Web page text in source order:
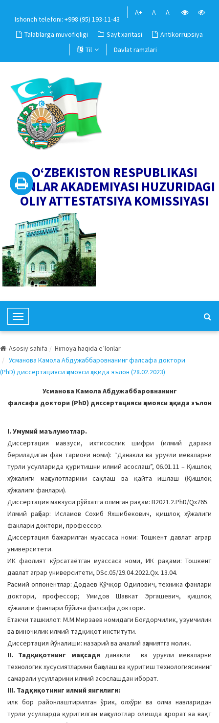
Ishonch telefoni: +998 (95) 193-11-43
A+ A A-
Talablarga muvofiqligi Sayt xaritasi
Antikorrupsiya
Til
Davlat ramzlari
O‘ZBEKISTON RESPUBLIKASI
FANLAR AKADEMIYASI HUZURIDAGI
OLIY ATTESTATSIYA KOMISSIYASI
T
o
g
l
e
a
g
a
t
i
o
n
Asosiy sahifa
Himoya haqida e’lonlar
Усманова Камола Абдужаббаровнанинг фалсафа доктори
(PhD) диссертацияси ҳимояси ҳақида эълон (28.02.2023)
Усманова Камола Абдужаббаровнанинг
фалсафа доктори (PhD) диссертацияси ҳимояси ҳақида эълон
I. Умумий маълумотлар.
Диссертация мавзуси, ихтисослик шифри (илмий даража
бериладиган фан тармоғи номи): “Данакли ва уруғли меваларни
турли усулларида қуритишни илмий асослаш”, 06.01.11 – Қишлоқ
хўжалиги маҳсулотларини сақлаш ва қайта ишлаш (Қишлоқ
хўжалиги фанлари).
Диссертация мавзуси рўйхатга олинган рақам: В2021.2.PhD/Qx765.
Илмий раҳбар: Исламов Сохиб Яхшибекович, қишлоқ хўжалиги
фанлари доктори, профессор.
Диссертация бажарилган муассаса номи: Тошкент давлат аграр
университети.
ИК фаолият кўрсатаётган муассаса номи, ИК рақами: Тошкент
давлат аграр университети, DSc.05/29.04.2022.Qx. 13.04.
Расмий оппонентлар: Додаев Қўчқор Одилович, техника фанлари
доктори, профессор; Умидов Шавкат Эргашевич, қишлоқ
хўжалиги фанлари бўйича фалсафа доктори.
Етакчи ташкилот: М.М.Мирзаев номидаги Боғдорчилик, узумчилик
ва виночилик илмий-тадқиқот институти.
Диссертация йўналиши: назарий ва амалий аҳамиятга молик.
II. Тадқиқотнинг мақсади данакли ва уруғли меваларни
технологик хусусиятларини баҳолаш ва қуритиш технологиясининг
самарали усулларини илмий асослашдан иборат.
III. Тадқиқотнинг илмий янгилиги:
илк бор районлаштирилган ўрик, олхўри ва олма навларидан
турли усулларда қуритилган маҳсулотлар олишда ҳарорат ва вақт